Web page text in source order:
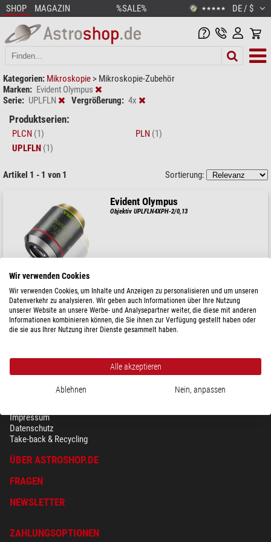
SHOP MAGAZIN %SALE% ★★★★★ DE / $
Kategorien: Mikroskopie > Mikroskopie-Zubehör
Marken: Evident Olympus
Serie: UPLFLN Vergrößerung: 4x
Produktserien:
PLCN (1) PLN (1)
UPLFLN (1)
Artikel 1 - 1 von 1 Sortierung:
Evident Olympus
Objektiv UPLFLN4XPH-2/0,13
versandfertig in3-5 Wochen
SICHERHEIT & DATENSCHUTZ
Impressum
Datenschutz
Take-back & Recycling
ÜBER ASTROSHOP.DE
FRAGEN
NEWSLETTER
ZAHLUNGSOPTIONEN
Wir verwenden Cookies
Wir verwenden Cookies, um Inhalte und Anzeigen zu personalisieren und um unseren
Datenverkehr zu analysieren. Wir geben auch Informationen über Ihre Nutzung
unserer Website an unsere Werbe- und Analysepartner weiter, die diese mit anderen
Informationen kombinieren können, die Sie ihnen zur Verfügung gestellt haben oder
die sie aus Ihrer Nutzung ihrer Dienste gesammelt haben.
Alle akzeptieren
Ablehnen Nein, anpassen